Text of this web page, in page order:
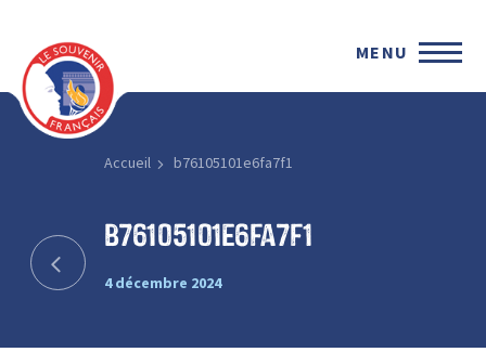
MENU
Accueil b76105101e6fa7f1
b76105101e6fa7f1
4 décembre 2024